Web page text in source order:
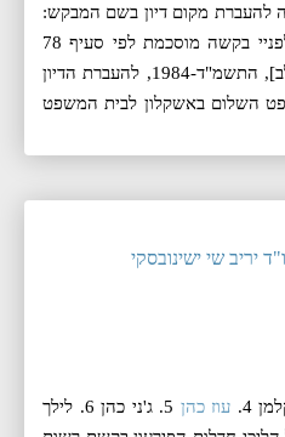
להעברת מקום דיון בשם המבקש:
עו"ד רינת רוזנטל החלטה 1. לפניי בקשה מוסכמת לפי סעיף 78
לחוק בתי המשפט [נוסח משולב], התשמ"ד-1984, להעברת הדיון
21 מבית משפט השלום באשקלון לבית המשפט
עוז כהן
5. ג'ני כהן 6. לילך